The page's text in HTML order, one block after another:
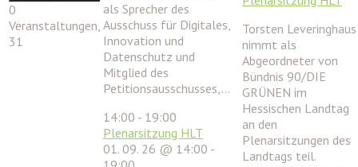
0
Veranstaltungen,
31
als Sprecher des
Ausschuss für Digitales,
Innovation und
Datenschutz und
Mitglied des
Petitionsausschusses,…
14:00 - 19:00
Plenarsitzung HLT
01. 09. 26 @ 14:00 -
Torsten Leveringhaus
nimmt als
Abgeordneter von
Bündnis 90/DIE
GRÜNEN im
Hessischen Landtag
an den
Plenarsitzungen des
Landtags teil.